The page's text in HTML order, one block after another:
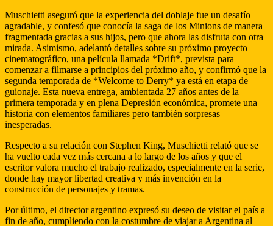
Muschietti aseguró que la experiencia del doblaje fue un desafío
agradable, y confesó que conocía la saga de los Minions de manera
fragmentada gracias a sus hijos, pero que ahora las disfruta con otra
mirada. Asimismo, adelantó detalles sobre su próximo proyecto
cinematográfico, una película llamada *Drift*, prevista para
comenzar a filmarse a principios del próximo año, y confirmó que la
segunda temporada de *Welcome to Derry* ya está en etapa de
guionaje. Esta nueva entrega, ambientada 27 años antes de la
primera temporada y en plena Depresión económica, promete una
historia con elementos familiares pero también sorpresas
inesperadas.
Respecto a su relación con Stephen King, Muschietti relató que se
ha vuelto cada vez más cercana a lo largo de los años y que el
escritor valora mucho el trabajo realizado, especialmente en la serie,
donde hay mayor libertad creativa y más invención en la
construcción de personajes y tramas.
Por último, el director argentino expresó su deseo de visitar el país a
fin de año, cumpliendo con la costumbre de viajar a Argentina al